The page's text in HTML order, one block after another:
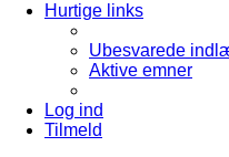
Hurtige links
Ubesvarede
Aktive emner
Log ind
Tilmeld